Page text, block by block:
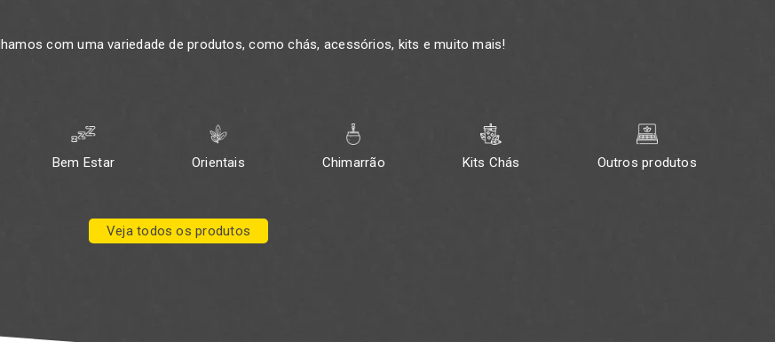
com uma variedade de produtos, como chás, acessórios, kits e muito mais!
Bem Estar Orientais Chimarrão Kits Chás Outros produtos
Veja todos os produtos